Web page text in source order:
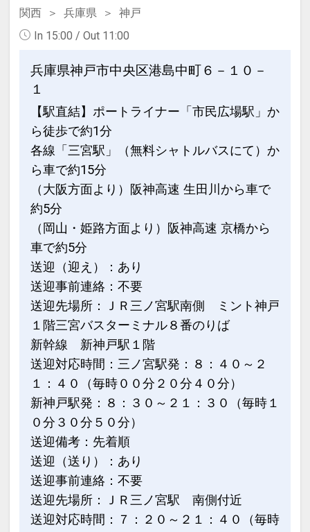
関西 兵庫県
神戸
In 15:00 / Out 11:00
兵庫県神戸市中央区港島中町６－１０－
１
【駅直結】ポートライナー「市民広場駅」か
ら徒歩で約1分
各線「三宮駅」（無料シャトルバスにて）か
ら車で約15分
（大阪方面より）阪神高速 生田川から車で
約5分
（岡山・姫路方面より）阪神高速 京橋から
車で約5分
送迎（迎え）：あり
送迎事前連絡：不要
送迎先場所：ＪＲ三ノ宮駅南側 ミント神戸
１階三宮バスターミナル８番のりば
新幹線 新神戸駅１階
送迎対応時間：三ノ宮駅発：８：４０～２
１：４０（毎時００分２０分４０分）
新神戸駅発：８：３０～２１：３０（毎時１
０分３０分５０分）
送迎備考：先着順
送迎（送り）：あり
送迎事前連絡：不要
送迎先場所：ＪＲ三ノ宮駅 南側付近
送迎対応時間：７：２０～２１：４０（毎時